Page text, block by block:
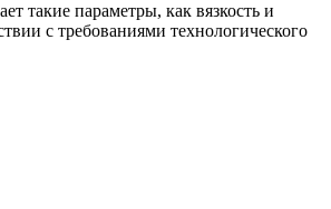
такие параметры, как вязкость и
с требованиями технологического